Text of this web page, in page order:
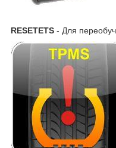
RESETETS - Для